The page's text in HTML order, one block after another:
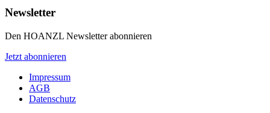
Newsletter
Den HOANZL Newsletter abonnieren
Jetzt abonnieren
Impressum
AGB
Datenschutz